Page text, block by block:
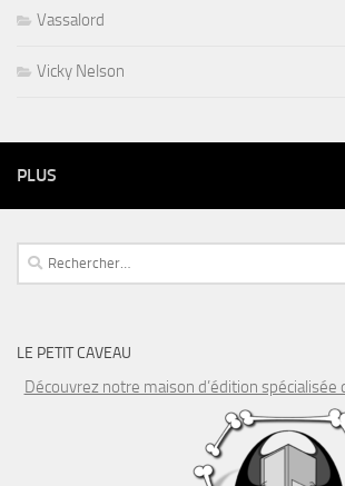
Vassalord
Vicky Nelson
PLUS
Rechercher :
LE PETIT CAVEAU
Découvrez notre maison d’édition spécialisée